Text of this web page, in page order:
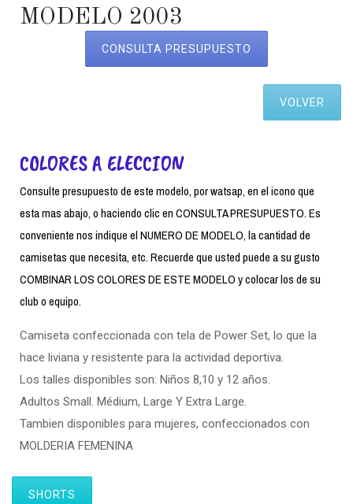
MODELO 2003
CONSULTA PRESUPUESTO
VOLVER
COLORES A ELECCION
Consulte presupuesto de este modelo, por watsap, en el icono que
esta mas abajo, o haciendo clic en CONSULTA PRESUPUESTO. Es
conveniente nos indique el NUMERO DE MODELO, la cantidad de
camisetas que necesita, etc. Recuerde que usted puede a su gusto
COMBINAR LOS COLORES DE ESTE MODELO y colocar los de su
club o equipo.
Camiseta confeccionada con tela de Power Set, lo que la
hace liviana y resistente para la actividad deportiva.
Los talles disponibles son: Niños 8,10 y 12 años.
Adultos Small. Médium, Large Y Extra Large.
Tambien disponibles para mujeres, confeccionados con
MOLDERIA FEMENINA
SHORTS